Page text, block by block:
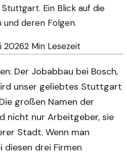
Ein Blick auf die
deren Folgen.
20262 Min Lesezeit
Der Jobabbau bei Bosch,
unser geliebtes Stuttgart
großen Namen der
nicht nur Arbeitgeber, sie
Stadt. Wenn man
diesen drei Firmen